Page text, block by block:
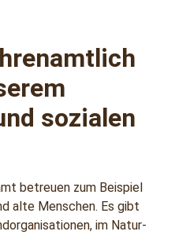
sozialen
betreuen zum Beispiel
alte Menschen. Es gibt
im Natur-